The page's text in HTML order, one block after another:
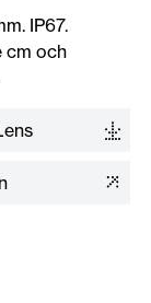
IP67.
cm och